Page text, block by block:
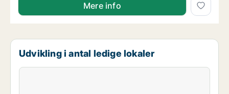
Mere info
Udvikling i antal ledige lokaler